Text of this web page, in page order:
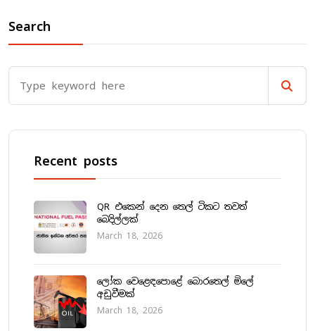
Search
Recent posts
QR එකෙන් දෙන තෙල් ටිකට තවත්
බෙදිල්ලක්
March 18, 2026
ලෝක වෙළෙඳපොළේ බොරතෙල් මිලේ
අඩුවීමක්
March 18, 2026